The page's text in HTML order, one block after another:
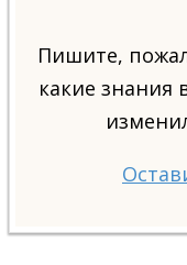
Пишите,
какие знания